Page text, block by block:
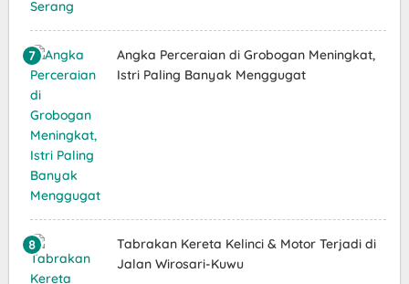
Angka Perceraian di Grobogan Meningkat,
Istri Paling Banyak Menggugat
Tabrakan Kereta Kelinci & Motor Terjadi di
Jalan Wirosari-Kuwu